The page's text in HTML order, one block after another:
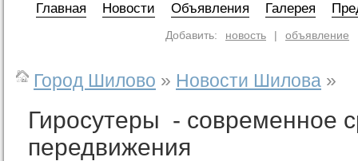
Главная Новости Объявления Галерея
Добавить: новость | объявление
Город Шилово » Новости Шилова »
Гиросутеры - современное
передвижения